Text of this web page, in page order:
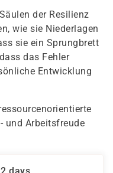
der Resilienz
wie sie Niederlagen
sie ein Sprungbrett
das Fehler
Entwicklung
und Arbeitsfreude